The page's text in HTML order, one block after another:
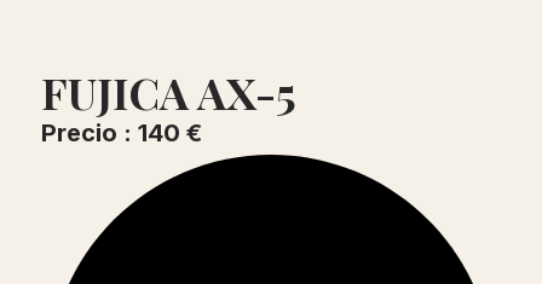
FUJICA AX-5
Precio : 140 €